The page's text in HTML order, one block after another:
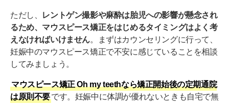
ただし、 レントゲン撮影や麻酔は胎児への影響が懸念され
るため、マウスピース矯正をはじめるタイミングはよく考
えなければいけません。まずはカウンセリングに行って、
妊娠中のマウスピース矯正で不安に感じていることを相談
してみましょう。
マウスピース矯正 Oh my teethなら矯正開始後の定期通院
は原則不要です。妊娠中に体調が優れないときも自宅で無